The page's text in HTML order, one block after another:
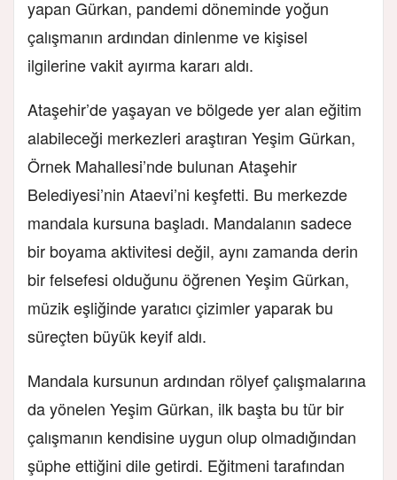
yapan Gürkan, pandemi döneminde yoğun
çalışmanın ardından dinlenme ve kişisel
ilgilerine vakit ayırma kararı aldı.
Ataşehir’de yaşayan ve bölgede yer alan eğitim
alabileceği merkezleri araştıran Yeşim Gürkan,
Örnek Mahallesi’nde bulunan Ataşehir
Belediyesi’nin Ataevi’ni keşfetti. Bu merkezde
mandala kursuna başladı. Mandalanın sadece
bir boyama aktivitesi değil, aynı zamanda derin
bir felsefesi olduğunu öğrenen Yeşim Gürkan,
müzik eşliğinde yaratıcı çizimler yaparak bu
süreçten büyük keyif aldı.
Mandala kursunun ardından rölyef çalışmalarına
da yönelen Yeşim Gürkan, ilk başta bu tür bir
çalışmanın kendisine uygun olup olmadığından
şüphe ettiğini dile getirdi. Eğitmeni tarafından